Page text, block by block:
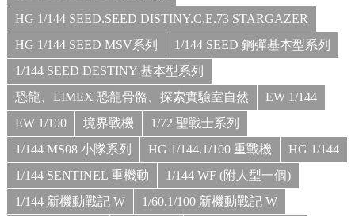
HG 1/144 SEED.SEED DISTINY.C.E.73 STARGAZER
HG 1/144 SEED MSV系列
1/144 SEED 鋼彈基本型系列
1/144 SEED DESTINY 基本型系列
恐龍、LIMEX 恐龍骨骼、探索實驗室自然
EW 1/144
EW 1/100
境界戰機
1/72 聖戰士系列
1/144 MS08 小隊系列
HG 1/144.1/100 重戰機
HG 1/144
1/144 SENTINEL 重機動
1/144 WF (附人型一個)
1/144 新機動戰記 W
1/60.1/100 新機動戰記 W